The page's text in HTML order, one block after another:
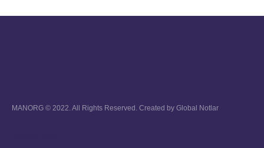
MANORG © 2022. All Rights Reserved. Created by Global Notlar